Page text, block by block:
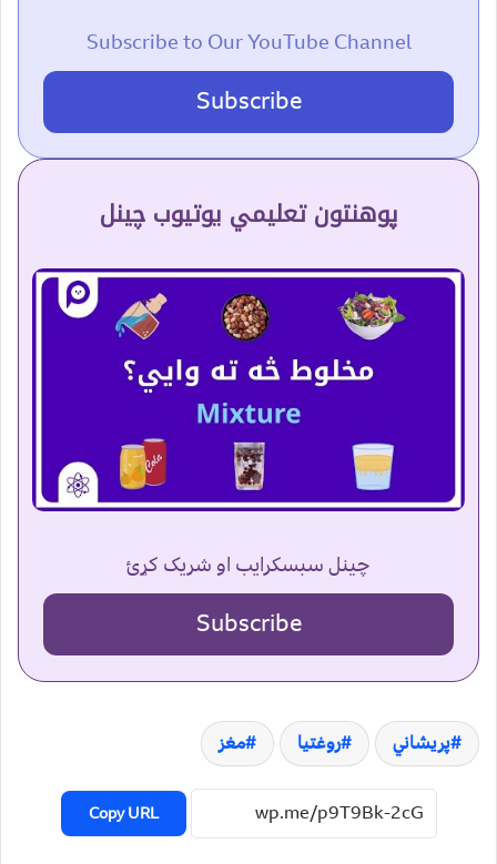
Subscribe to Our YouTube Channel
Subscribe
پوهنتون تعلیمي یوتیوب چینل
چینل سبسکرایب او شریک کړئ
Subscribe
پریشاني روغتیا مغز
Copy URL